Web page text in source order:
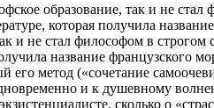
образование, так и не стал
которая получила
и не стал философом в
название французского
его метод («сочетание
и к душевному
сколько о